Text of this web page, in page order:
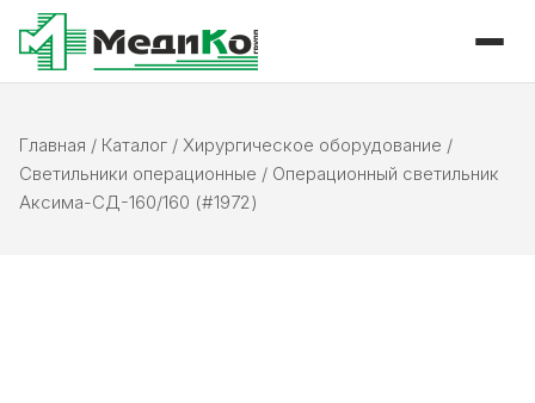
Главная / Каталог / Хирургическое оборудование /
Светильники операционные / Операционный светильник
Аксима-СД-160/160 (#1972)